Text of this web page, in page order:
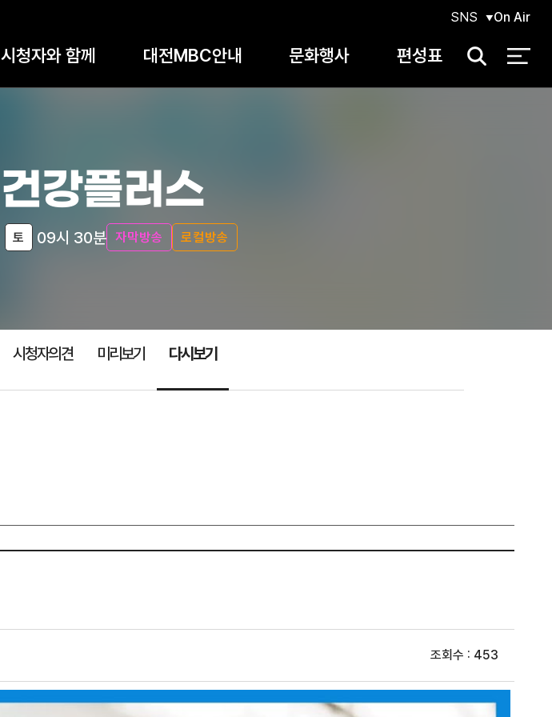
시청자와 함께 대전MBC안내 문화행사 편성표
SNS On Air
검
건강플러스
토 09시 30분 자막방송 로컬방송
시청자의견 미리보기 다시보기
조회수 : 453